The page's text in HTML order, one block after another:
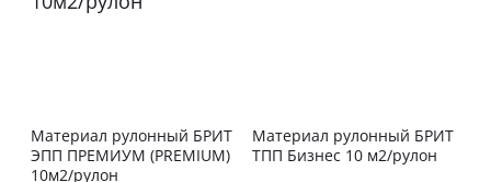
Материал рулонный БРИТ
ЭПП ПРЕМИУМ (PREMIUM)
10м2/рулон
Материал рулонный БРИТ
ТПП Бизнес 10 м2/рулон